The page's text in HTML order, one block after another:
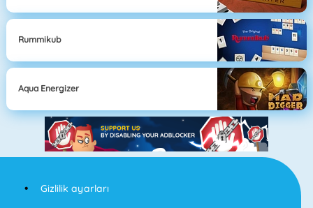
Rummikub
Aqua Energizer
Gizlilik ayarları